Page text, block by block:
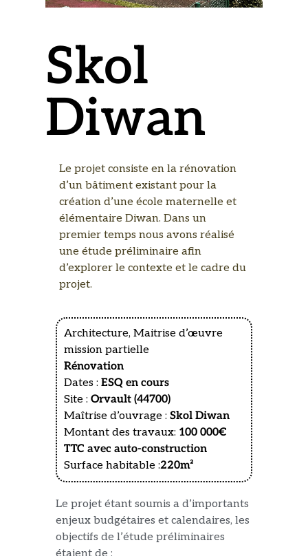
Skol
Diwan
Le projet consiste en la rénovation
d’un bâtiment existant pour la
création d’une école maternelle et
élémentaire Diwan. Dans un
premier temps nous avons réalisé
une étude préliminaire afin
d’explorer le contexte et le cadre du
projet.
Architecture, Maitrise d’œuvre
mission partielle
Rénovation
Dates : ESQ en cours
Site : Orvault (44700)
Maîtrise d’ouvrage : Skol Diwan
Montant des travaux: 100 000€
TTC avec auto-construction
Surface habitable :220m²
Le projet étant soumis a d’importants
enjeux budgétaires et calendaires, les
objectifs de l’étude préliminaires